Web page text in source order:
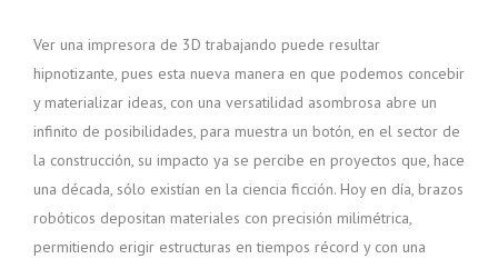
Ver una impresora de 3D trabajando puede resultar
hipnotizante, pues esta nueva manera en que podemos concebir
y materializar ideas, con una versatilidad asombrosa abre un
infinito de posibilidades, para muestra un botón, en el sector de
la construcción, su impacto ya se percibe en proyectos que, hace
una década, sólo existían en la ciencia ficción. Hoy en día, brazos
robóticos depositan materiales con precisión milimétrica,
permitiendo erigir estructuras en tiempos récord y con una